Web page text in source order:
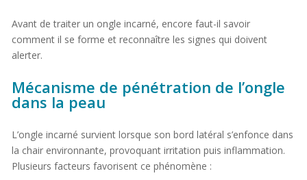
Avant de traiter un ongle incarné, encore faut-il savoir
comment il se forme et reconnaître les signes qui doivent
alerter.
Mécanisme de pénétration de l’ongle
dans la peau
L’ongle incarné survient lorsque son bord latéral s’enfonce dans
la chair environnante, provoquant irritation puis inflammation.
Plusieurs facteurs favorisent ce phénomène :